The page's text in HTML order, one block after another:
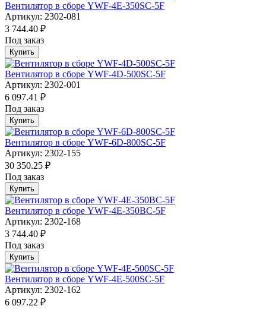
Вентилятор в сборе YWF-4E-350SC-5F
Артикул: 2302-081
3 744.40 ₽
Под заказ
Купить
Вентилятор в сборе YWF-4D-500SC-5F
Артикул: 2302-001
6 097.41 ₽
Под заказ
Купить
Вентилятор в сборе YWF-6D-800SC-5F
Артикул: 2302-155
30 350.25 ₽
Под заказ
Купить
Вентилятор в сборе YWF-4E-350BC-5F
Артикул: 2302-168
3 744.40 ₽
Под заказ
Купить
Вентилятор в сборе YWF-4E-500SC-5F
Артикул: 2302-162
6 097.22 ₽